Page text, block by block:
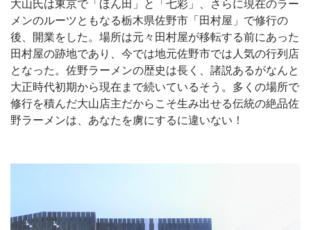
大山氏は東京で「ほん田」と「七彩」、さらに現在のラー
メンのルーツともなる栃木県佐野市「田村屋」で修行の
後、開業をした。場所は元々田村屋が移転する前にあった
田村屋の跡地であり、今では地元佐野市では人気の行列店
となった。佐野ラーメンの歴史は長く、諸説あるがなんと
大正時代初期から現在まで続いているそう。多くの場所で
修行を積んだ大山店主だからこそ生み出せる伝統の絶品佐
野ラーメンは、あなたを虜にするに違いない！